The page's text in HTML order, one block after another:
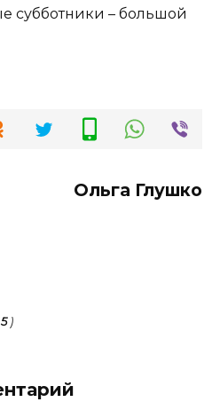
субботники – большой
Ольга Глушко
5)